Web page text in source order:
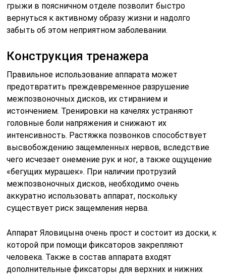
грыжи в поясничном отделе позволит быстро
вернуться к активному образу жизни и надолго
забыть об этом неприятном заболевании.
Конструкция тренажера
Правильное использование аппарата может
предотвратить преждевременное разрушение
межпозвоночных дисков, их стиранием и
истончением. Тренировки на качелях устраняют
головные боли напряжения и снижают их
интенсивность. Растяжка позвонков способствует
высвобождению защемленных нервов, вследствие
чего исчезает онемение рук и ног, а также ощущение
«бегущих мурашек». При наличии протрузий
межпозвоночных дисков, необходимо очень
аккуратно использовать аппарат, поскольку
существует риск защемления нерва.
Аппарат Яловицына очень прост и состоит из доски, к
которой при помощи фиксаторов закрепляют
человека. Также в состав аппарата входят
дополнительные фиксаторы для верхних и нижних